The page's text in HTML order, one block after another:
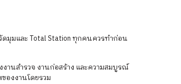
ดมุมและ Total Station ทุกคนควรทำก่อน
านสำรวจ งานก่อสร้าง และความสมบูรณ์
องงานโดยรวม